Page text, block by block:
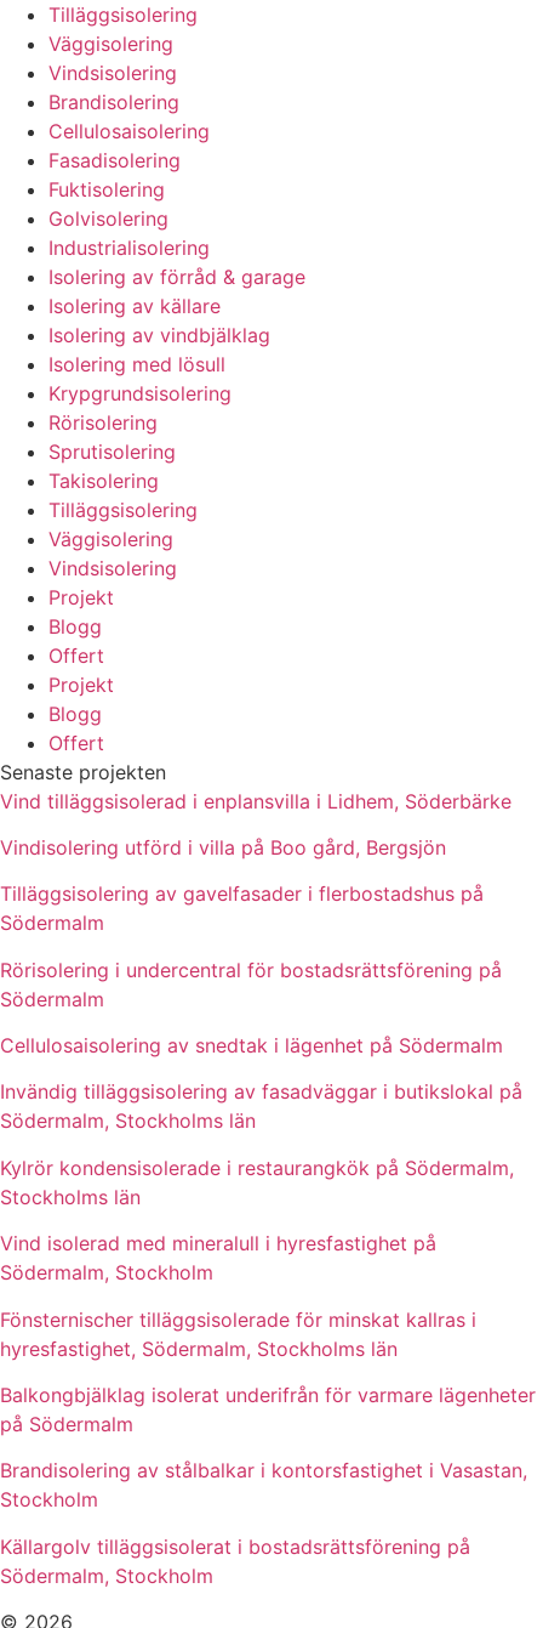
Tilläggsisolering
Väggisolering
Vindsisolering
Brandisolering
Cellulosaisolering
Fasadisolering
Fuktisolering
Golvisolering
Industrialisolering
Isolering av förråd & garage
Isolering av källare
Isolering av vindbjälklag
Isolering med lösull
Krypgrundsisolering
Rörisolering
Sprutisolering
Takisolering
Tilläggsisolering
Väggisolering
Vindsisolering
Projekt
Blogg
Offert
Projekt
Blogg
Offert
Senaste projekten
Vind tilläggsisolerad i enplansvilla i Lidhem, Söderbärke
Vindisolering utförd i villa på Boo gård, Bergsjön
Tilläggsisolering av gavelfasader i flerbostadshus på
Södermalm
Rörisolering i undercentral för bostadsrättsförening på
Södermalm
Cellulosaisolering av snedtak i lägenhet på Södermalm
Invändig tilläggsisolering av fasadväggar i butikslokal på
Södermalm, Stockholms län
Kylrör kondensisolerade i restaurangkök på Södermalm,
Stockholms län
Vind isolerad med mineralull i hyresfastighet på
Södermalm, Stockholm
Fönsternischer tilläggsisolerade för minskat kallras i
hyresfastighet, Södermalm, Stockholms län
Balkongbjälklag isolerat underifrån för varmare lägenheter
på Södermalm
Brandisolering av stålbalkar i kontorsfastighet i Vasastan,
Stockholm
Källargolv tilläggsisolerat i bostadsrättsförening på
Södermalm, Stockholm
© 2026